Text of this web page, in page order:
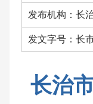
发布机构：长
发文字号：长
长治